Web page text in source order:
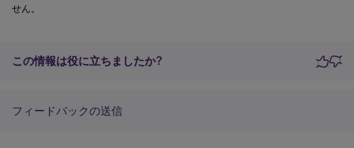
せん。
この情報は役に立ちましたか?
フィードバックの送信